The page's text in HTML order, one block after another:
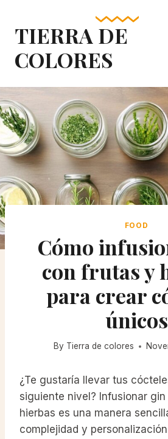
content
TIERRA DE
COLORES
FOOD
Cómo
con frutas y
para crear
únicos
By Tierra de colores
¿Te gustaría llevar tus
siguiente nivel? Infusionar
hierbas es una manera
complejidad y